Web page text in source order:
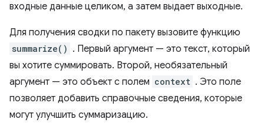
входные данные целиком, а затем выдает выходные.
Для получения сводки по пакету вызовите функцию
summarize() . Первый аргумент — это текст, который
вы хотите суммировать. Второй, необязательный
аргумент — это объект с полем context . Это поле
позволяет добавить справочные сведения, которые
могут улучшить суммаризацию.